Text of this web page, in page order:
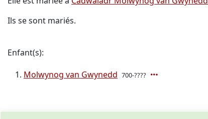
Ils se sont mariés.
Enfant(s):
Molwynog van Gwynedd 700-????